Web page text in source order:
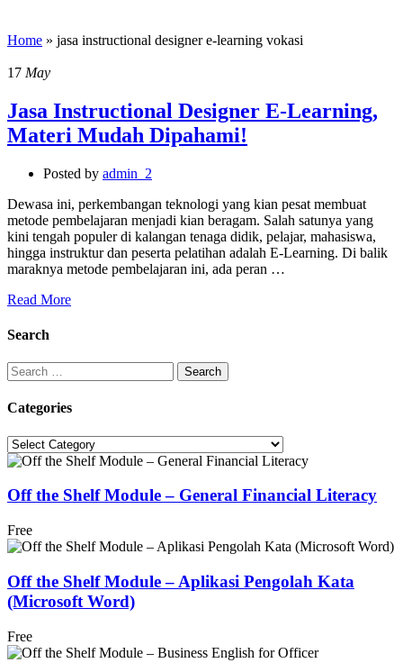
Home » jasa instructional designer e-learning vokasi
17 May
Jasa Instructional Designer E-Learning,
Materi Mudah Dipahami!
Posted by admin_2
Dewasa ini, perkembangan teknologi yang kian pesat membuat
metode pembelajaran menjadi kian beragam. Salah satunya yang
kini tengah populer di kalangan tenaga didik, pelajar, mahasiswa,
hingga instruktur dan peserta pelatihan adalah E-Learning. Di balik
maraknya metode pembelajaran ini, ada peran …
Read More
Search
Categories
Off the Shelf Module – General Financial Literacy
Free
Off the Shelf Module – Aplikasi Pengolah Kata
(Microsoft Word)
Free